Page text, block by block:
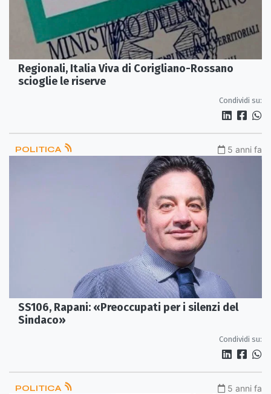
Regionali, Italia Viva di Corigliano-Rossano
scioglie le riserve
Condividi su:
POLITICA 5 anni fa
SS106, Rapani: «Preoccupati per i silenzi del
Sindaco»
Condividi su:
POLITICA 5 anni fa